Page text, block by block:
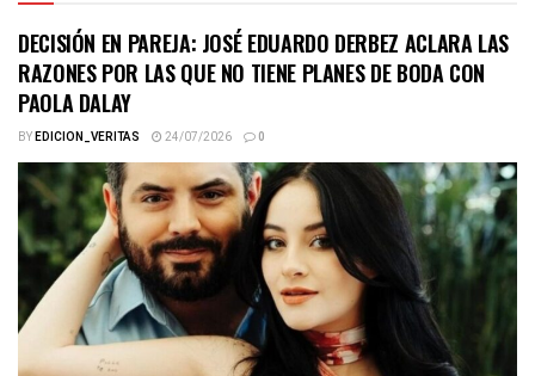
DECISIÓN EN PAREJA: JOSÉ EDUARDO DERBEZ ACLARA LAS
RAZONES POR LAS QUE NO TIENE PLANES DE BODA CON
PAOLA DALAY
BYEDICION_VERITAS 24/07/2026 0